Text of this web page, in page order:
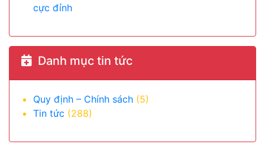
cực đỉnh
Danh mục tin tức
Quy định – Chính sách (5)
Tin tức (288)